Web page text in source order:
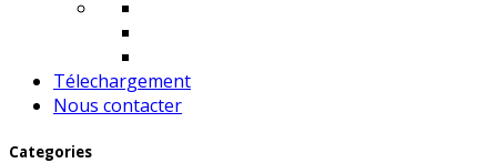
Télechargement
Nous contacter
Categories